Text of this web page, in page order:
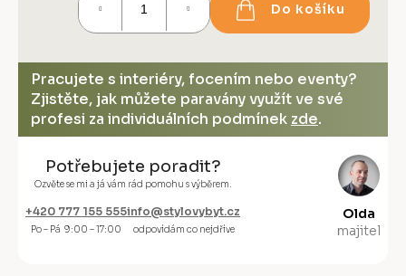
Do košíku
Pracujete s interiéry, focením nebo eventy?
Zjistěte, jak můžete paravány využít ve své
profesi za individuálních podmínek zde.
Potřebujete poradit?
Ozvěte se mi a já vám rád pomohu s výběrem.
+420 777 155 555
Po – Pá 9:00 – 17:00
info@stylovybyt.cz
odpovídám co nejdříve
Olda
majitel